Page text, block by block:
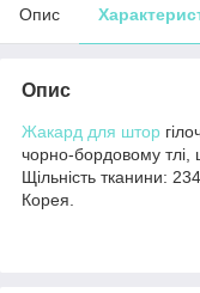
Опис
Опис
Жакард для штор
чорно-бордовому тлі,
Щільність тканини:
Корея.